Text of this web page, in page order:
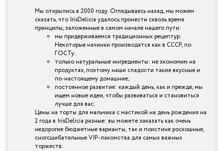
Мы открылись в 2000 году. Оглядываясь назад, мы можем
сказать, что IrisDelicia удалось пронести сквозь время
принципы, заложенные в самом начале нашего пути:
мы придерживаемся традиционных рецептур.
Некоторые начинки производятся как в СССР, по
ГОСТу.
только натуральные ингредиенты: не экономим на
продуктах, поэтому наши сладости такие вкусные и
по-настоящему домашние;
постоянное развитие: каждый день, как и прежде, мы
ищем новые идеи, чтобы развиваться и становиться
лучше для вас.
Цены на торты для мальчика с мастикой на день рождения на
2 года в IrisDelicia разные: вы можете заказать как очень
недорогие бюджетные варианты, так и поистине роскошные,
сногсшибательные VIP-лакомства для самых важных
торжеств.